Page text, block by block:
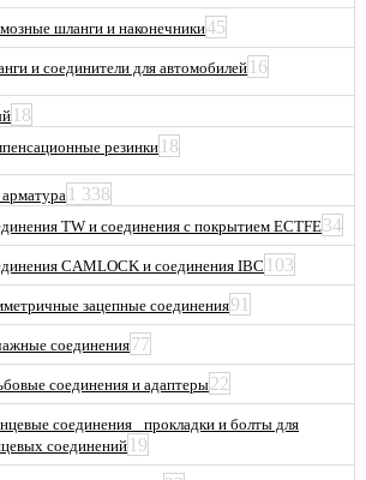
шланги и наконечники45
и соединители для автомобилей 16
18
резинки 18
1 338
TW и соединения с покрытием ECTFE34
CAMLOCK и соединения IBC 103
зацепные соединения91
соединения77
соединения и адаптеры22
соединения_ прокладки и болты для
соединений19